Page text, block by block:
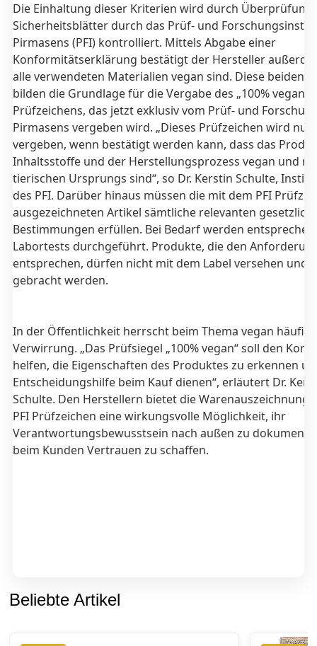
Die Einhaltung dieser Kriterien wird durch Überprüfung
Sicherheitsblätter durch das Prüf- und
Pirmasens (PFI) kontrolliert. Mittels Abgabe einer
Konformitätserklärung bestätigt der Hersteller
alle verwendeten Materialien vegan sind. Diese beiden
bilden die Grundlage für die Vergabe des „100% vegan“
Prüfzeichens, das jetzt exklusiv vom Prüf- und
Pirmasens vergeben wird. „Dieses Prüfzeichen wird nur
vergeben, wenn bestätigt werden kann, dass das
Inhaltsstoffe und der Herstellungsprozess vegan und
tierischen Ursprungs sind“, so Dr. Kerstin Schulte,
des PFI. Darüber hinaus müssen die mit dem PFI
ausgezeichneten Artikel sämtliche relevanten
Bestimmungen erfüllen. Bei Bedarf werden
Labortests durchgeführt. Produkte, die den
entsprechen, dürfen nicht mit dem Label versehen und
gebracht werden.
In der Öffentlichkeit herrscht beim Thema vegan häufig
Verwirrung. „Das Prüfsiegel „100% vegan“ soll den
helfen, die Eigenschaften des Produktes zu erkennen
Entscheidungshilfe beim Kauf dienen“, erläutert Dr.
Schulte. Den Herstellern bietet die Warenauszeichnung
PFI Prüfzeichen eine wirkungsvolle Möglichkeit, ihr
Verantwortungsbewusstsein nach außen zu
beim Kunden Vertrauen zu schaffen.
Beliebte Artikel